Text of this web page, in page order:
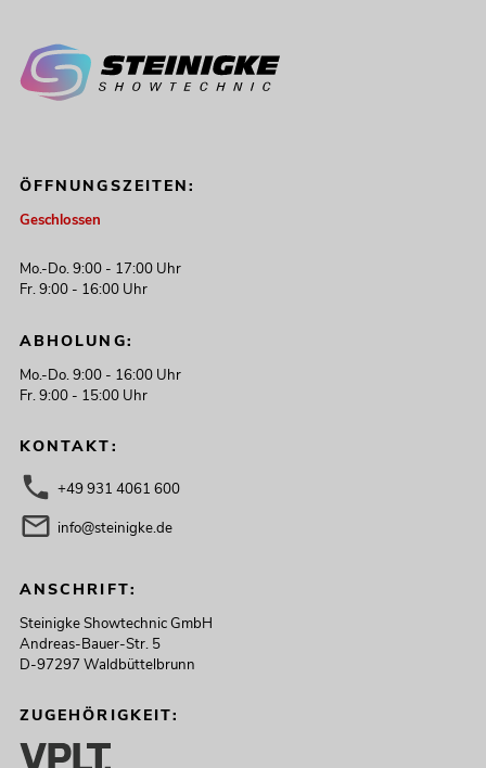
ÖFFNUNGSZEITEN:
Geschlossen
Mo.-Do. 9:00 - 17:00 Uhr
Fr. 9:00 - 16:00 Uhr
ABHOLUNG:
Mo.-Do. 9:00 - 16:00 Uhr
Fr. 9:00 - 15:00 Uhr
KONTAKT:
+49 931 4061 600
info@steinigke.de
ANSCHRIFT:
Steinigke Showtechnic GmbH
Andreas-Bauer-Str. 5
D-97297 Waldbüttelbrunn
ZUGEHÖRIGKEIT: